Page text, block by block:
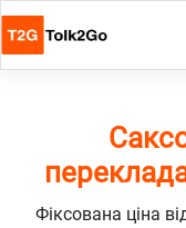
Фіксована ціна